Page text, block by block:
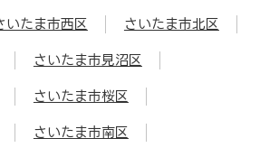
いたま市西区 さいたま市北区
さいたま市見沼区
さいたま市桜区
さいたま市南区